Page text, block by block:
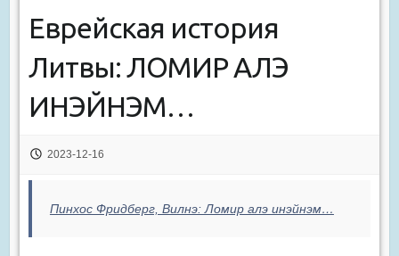
Еврейская история
Литвы: ЛОМИР АЛЭ
ИНЭЙНЭМ…
2023-12-16
Пинхос Фридберг, Вилнэ: Ломир алэ инэйнэм…